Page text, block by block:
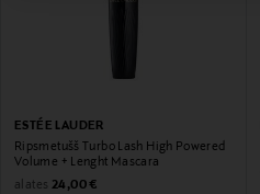
ESTÉE LAUDER
Ripsmetušš Turbo Lash High Powered
Volume + Lenght Mascara
alates Original Price
24,00 €